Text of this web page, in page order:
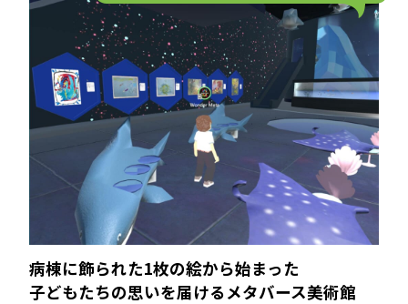
病棟に飾られた1枚の絵から始まった――
子どもたちの思いを届けるメタバース美術館